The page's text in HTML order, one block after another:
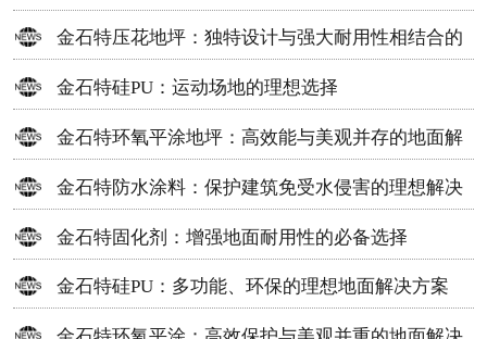
金石特压花地坪：独特设计与强大耐用性相结合的
地面材料
金石特硅PU：运动场地的理想选择
金石特环氧平涂地坪：高效能与美观并存的地面解
决方案
金石特防水涂料：保护建筑免受水侵害的理想解决
方案
金石特固化剂：增强地面耐用性的必备选择
金石特硅PU：多功能、环保的理想地面解决方案